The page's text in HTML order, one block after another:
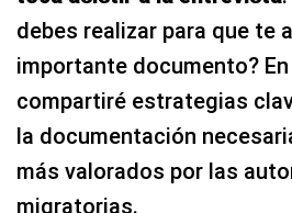
debes realizar para que te
importante documento?
compartiré estrategias
la documentación
más valorados por las
migratorias.